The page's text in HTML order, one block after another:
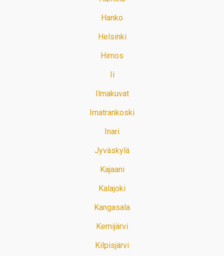
Hanko
Helsinki
Himos
Ii
Ilmakuvat
Imatrankoski
Inari
Jyväskylä
Kajaani
Kalajoki
Kangasala
Kemijärvi
Kilpisjärvi